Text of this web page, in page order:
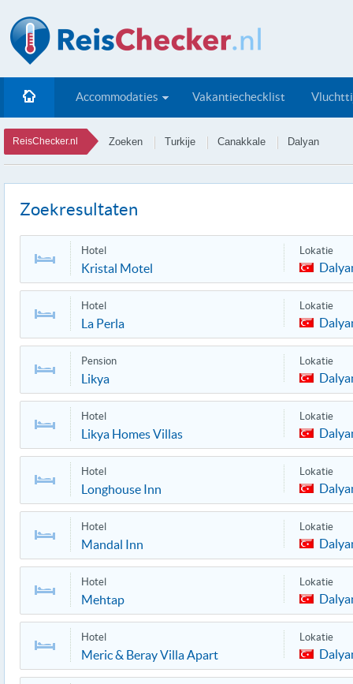
Accommodaties Vakantiechecklist
ReisChecker.nl Zoeken Turkije Canakkale Dalyan
Zoekresultaten
Hotel
Kristal Motel
Lokatie
Hotel
La Perla
Lokatie
Pension
Likya
Lokatie
Hotel
Likya Homes Villas
Lokatie
Hotel
Longhouse Inn
Lokatie
Hotel
Mandal Inn
Lokatie
Hotel
Mehtap
Lokatie
Hotel
Meric & Beray Villa Apart
Lokatie